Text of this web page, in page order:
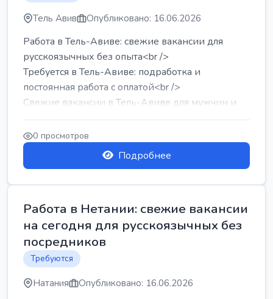
Тель Авив Опубликовано: 16.06.2026
Работа в Тель-Авиве: свежие вакансии для
русскоязычных без опыта<br />
Требуется в Тель-Авиве: подработка и
постоянная работа с оплатой<br />
Свежие вакансии в Тель-Авиве для мужчин и
женщин от хозя...
0 просмотров
Подробнее
Работа в Нетании: свежие вакансии
на сегодня для русскоязычных без
посредников
Требуются
Натания Опубликовано: 16.06.2026